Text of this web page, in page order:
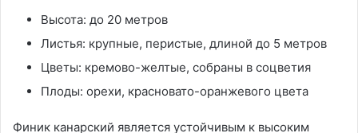
Высота: до 20 метров
Листья: крупные, перистые, длиной до 5 метров
Цветы: кремово-желтые, собраны в соцветия
Плоды: орехи, красновато-оранжевого цвета
Финик канарский является устойчивым к высоким